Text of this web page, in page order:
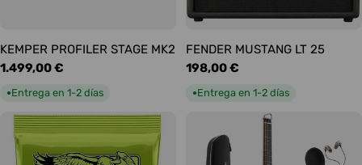
KEMPER PROFILER STAGE MK2
Precio
habitual
1.499,00 €
●Entrega en 1-2 días
FENDER MUSTANG LT 25
Precio
habitual
198,00 €
●Entrega en 1-2 días